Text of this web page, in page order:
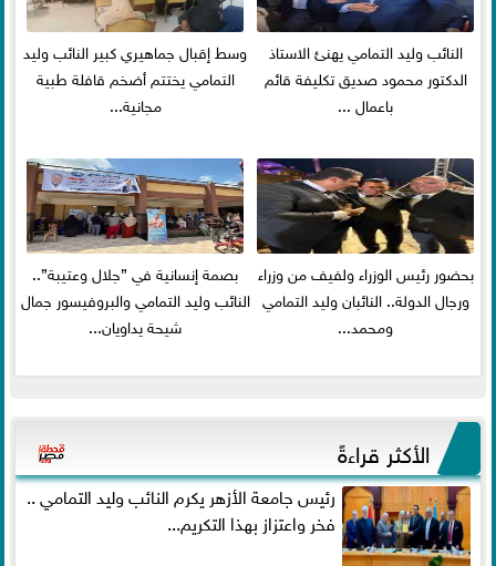
النائب وليد التمامي يهنئ الاستاذ
الدكتور محمود صديق تكليفة قائم
باعمال ...
وسط إقبال جماهيري كبير النائب وليد
التمامي يختتم أضخم قافلة طبية
مجانية...
بحضور رئيس الوزراء ولفيف من وزراء
ورجال الدولة.. النائبان وليد التمامي
ومحمد...
بصمة إنسانية في ”جلال وعتيبة”..
النائب وليد التمامي والبروفيسور جمال
شيحة يداويان...
الأكثر قراءةً
رئيس جامعة الأزهر يكرم النائب وليد التمامي ..
فخر واعتزاز بهذا التكريم...